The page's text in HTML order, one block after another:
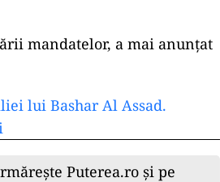
mandatelor, a mai anunțat
lui Bashar Al Assad.
Puterea.ro și pe